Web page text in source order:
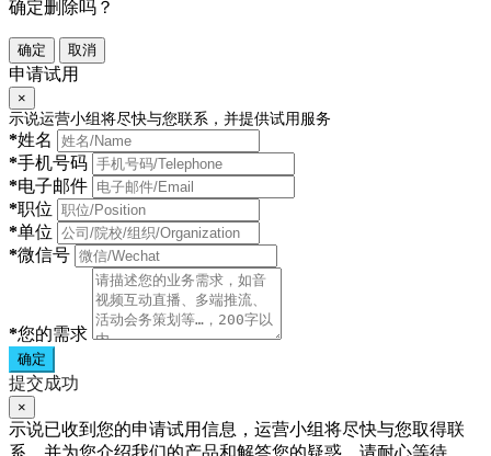
确定删除吗？
确定 取消
申请试用
×
示说运营小组将尽快与您联系，并提供试用服务
*姓名
*手机号码
*电子邮件
*职位
*单位
*微信号
*您的需求
确定
提交成功
×
示说已收到您的申请试用信息，运营小组将尽快与您取得联